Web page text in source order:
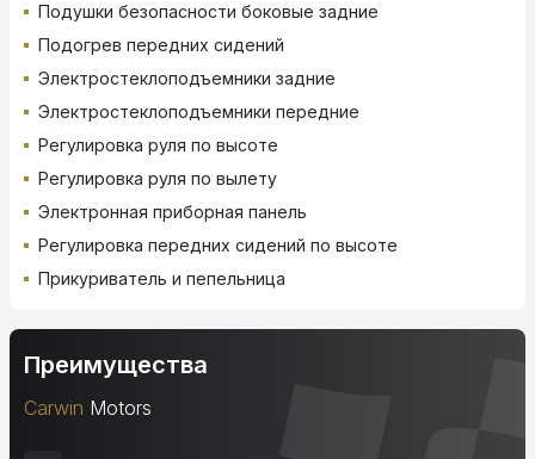
Подушки безопасности боковые задние
Подогрев передних сидений
Электростеклоподъемники задние
Электростеклоподъемники передние
Регулировка руля по высоте
Регулировка руля по вылету
Электронная приборная панель
Регулировка передних сидений по высоте
Прикуриватель и пепельница
Преимущества
Carwin Motors